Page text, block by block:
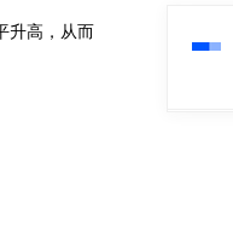
升高，从而